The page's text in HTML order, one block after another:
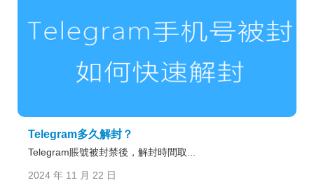
Telegram多久解封？
Telegram賬號被封禁後，解封時間取...
2024 年 11 月 22 日